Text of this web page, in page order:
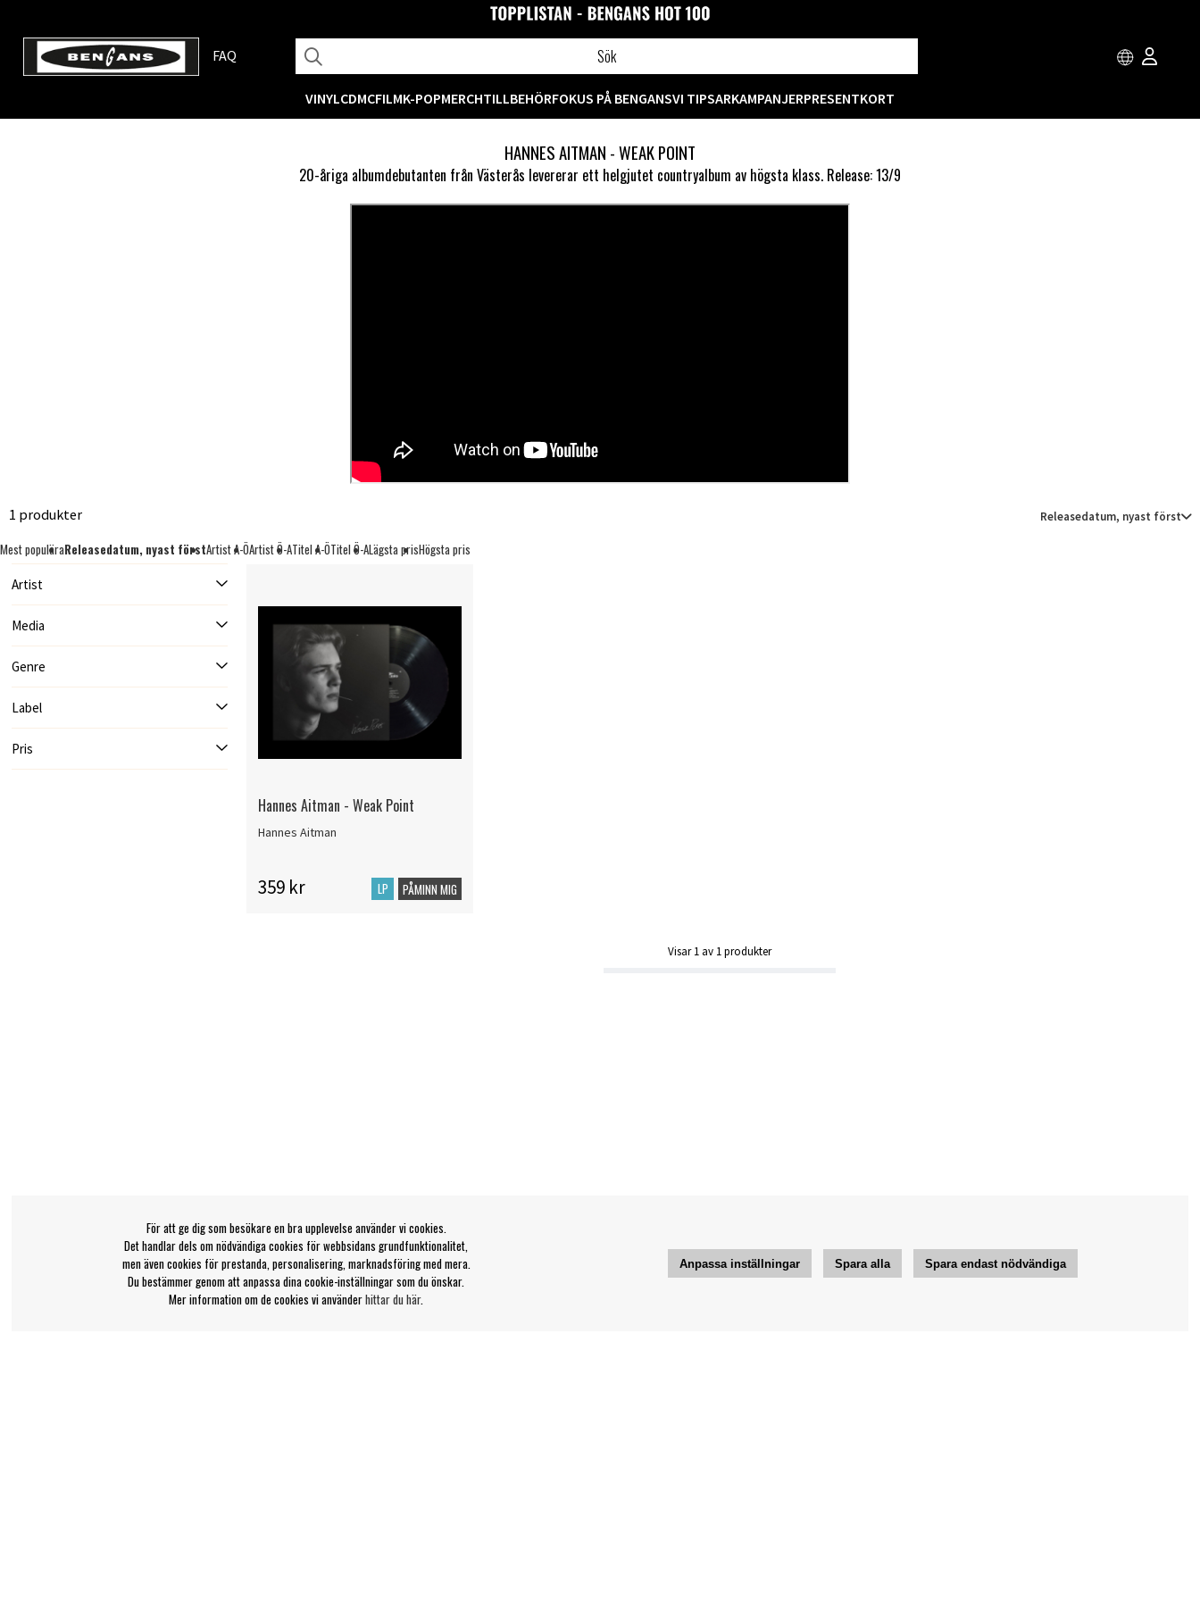
FAQ
VINYLCDMCFILMK-POPMERCHTILLBEHÖRFOKUS PÅ BENGANSVI TIPSARKAMPANJERPRESENTKORT
HANNES AITMAN - WEAK POINT
20-åriga albumdebutanten från Västerås levererar ett helgjutet countryalbum av högsta klass. Release: 13/9
1 produkter Releasedatum, nyast först
Mest populäraReleasedatum, nyast förstArtist A-ÖArtist Ö-ATitel A-ÖTitel Ö-ALägsta prisHögsta pris
Artist
Media
Genre
Label
Pris
Hannes Aitman - Weak Point
Hannes Aitman
359 kr LP PÅMINN MIG
Visar1 av 1produkter
För att ge dig som besökare en bra upplevelse använder vi cookies.
Det handlar dels om nödvändiga cookies för webbsidans grundfunktionalitet,
men även cookies för prestanda, personalisering, marknadsföring med mera.
Du bestämmer genom att anpassa dina cookie-inställningar som du önskar.
Mer information om de cookies vi använderhittar du här.
Anpassa inställningar Spara alla Spara endast nödvändiga